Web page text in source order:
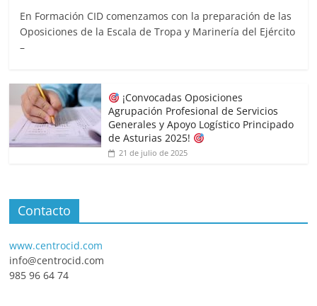
En Formación CID comenzamos con la preparación de las
Oposiciones de la Escala de Tropa y Marinería del Ejército
–
¡Convocadas Oposiciones
Agrupación Profesional de Servicios
Generales y Apoyo Logístico Principado
de Asturias 2025!
21 de julio de 2025
Contacto
www.centrocid.com
info@centrocid.com
985 96 64 74